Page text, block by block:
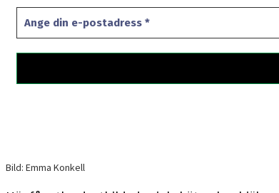
Bild: Emma Konkell